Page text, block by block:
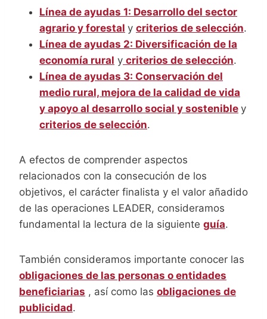
Línea de ayudas 1: Desarrollo del sector
agrario y forestal y criterios de selección.
Línea de ayudas 2: Diversificación de la
economía rural y criterios de selección.
Línea de ayudas 3: Conservación del
medio rural, mejora de la calidad de vida
y apoyo al desarrollo social y sostenible y
criterios de selección.
A efectos de comprender aspectos
relacionados con la consecución de los
objetivos, el carácter finalista y el valor añadido
de las operaciones LEADER, consideramos
fundamental la lectura de la siguiente guía.
También consideramos importante conocer las
obligaciones de las personas o entidades
beneficiarias , así como las obligaciones de
publicidad.